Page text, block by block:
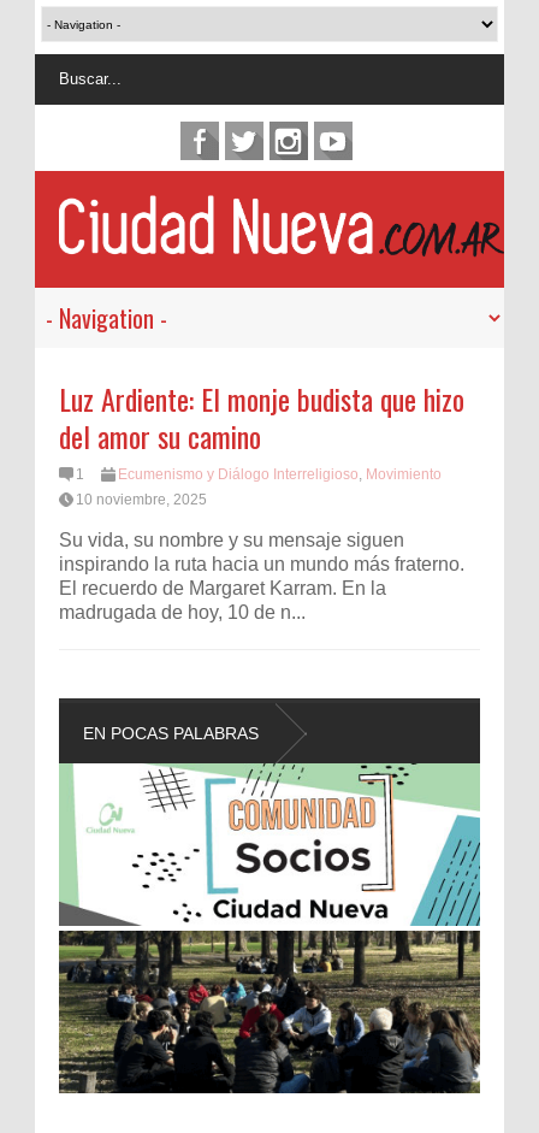
Luz Ardiente: El monje budista que hizo
del amor su camino
1 Ecumenismo y Diálogo Interreligioso, Movimiento
10 noviembre, 2025
Su vida, su nombre y su mensaje siguen
inspirando la ruta hacia un mundo más fraterno.
El recuerdo de Margaret Karram. En la
madrugada de hoy, 10 de n...
EN POCAS PALABRAS